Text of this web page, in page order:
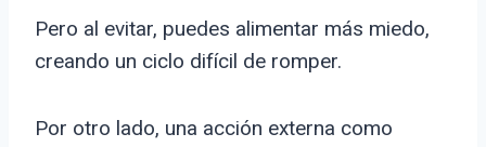
Pero al evitar, puedes alimentar más miedo,
creando un ciclo difícil de romper.
Por otro lado, una acción externa como